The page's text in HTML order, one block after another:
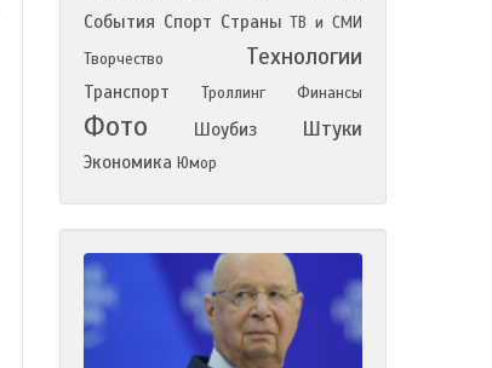
События Спорт Страны ТВ и СМИ
Творчество
Технологии
Транспорт Троллинг Финансы
Фото Шоубиз Штуки
Экономика Юмор